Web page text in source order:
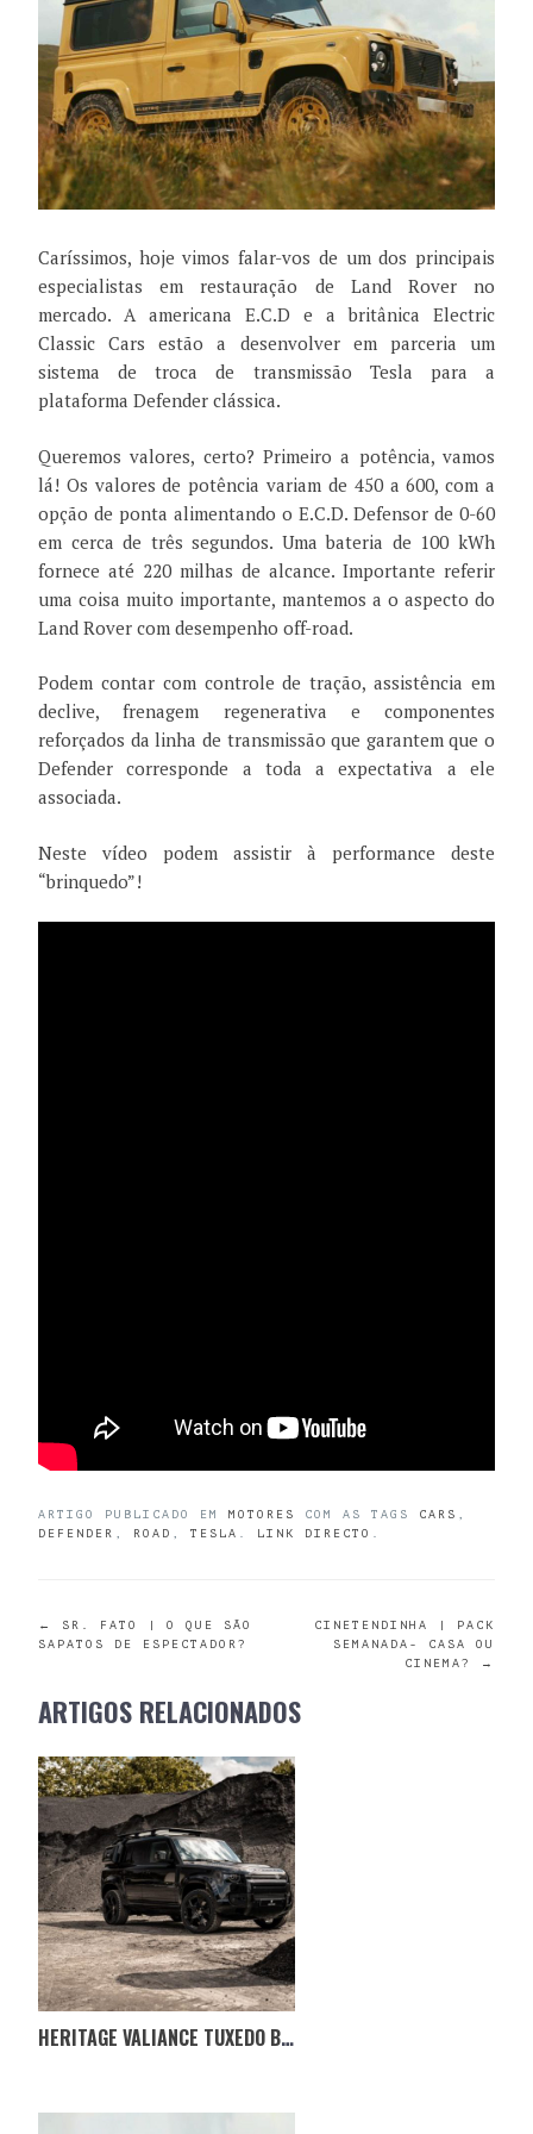
Caríssimos, hoje vimos falar-vos de um dos principais
especialistas em restauração de Land Rover no
mercado. A americana E.C.D e a britânica Electric
Classic Cars estão a desenvolver em parceria um
sistema de troca de transmissão Tesla para a
plataforma Defender clássica.
Queremos valores, certo? Primeiro a potência, vamos
lá! Os valores de potência variam de 450 a 600, com a
opção de ponta alimentando o E.C.D. Defensor de 0-60
em cerca de três segundos. Uma bateria de 100 kWh
fornece até 220 milhas de alcance. Importante referir
uma coisa muito importante, mantemos a o aspecto do
Land Rover com desempenho off-road.
Podem contar com controle de tração, assistência em
declive, frenagem regenerativa e componentes
reforçados da linha de transmissão que garantem que o
Defender corresponde a toda a expectativa a ele
associada.
Neste vídeo podem assistir à performance deste
“brinquedo”!
ARTIGO PUBLICADO EM MOTORES COM AS TAGS CARS
DEFENDER
ROAD TESLA LINK DIRECTO
POST
NAVIGATION
←
SR. FATO | O QUE SÃO
SAPATOS DE ESPECTADOR?
CINETENDINHA | PACK
SEMANADA- CASA OU
CINEMA?
→
ARTIGOS RELACIONADOS
HERITAGE VALIANCE TUXEDO BLACK — UM DEFENDER DIGNO DE UM AGENTE SECRETO